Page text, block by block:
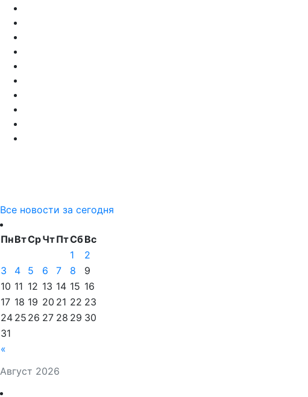
Все новости за сегодня
Август 2026
ПнВтСрЧтПтСбВс
«
1
2
3
4 5 6 7 8
9
10 11 12 13 14 15 16
17 18 19 20 21 22 23
24 25 26 27 28 29 30
31